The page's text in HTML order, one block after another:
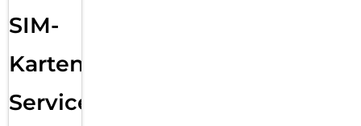
SIM-
Karten
Service: